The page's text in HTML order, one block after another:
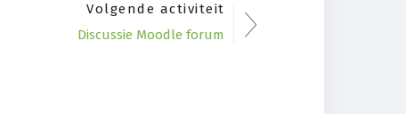
Volgende activiteit
Discussie Moodle forum